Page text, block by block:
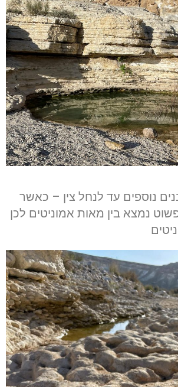
נוספים עד לנחל צין – כאשר
נמצא בין מאות אמוניטים לכן